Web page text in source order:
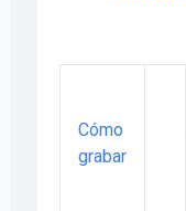
Cómo
grabar